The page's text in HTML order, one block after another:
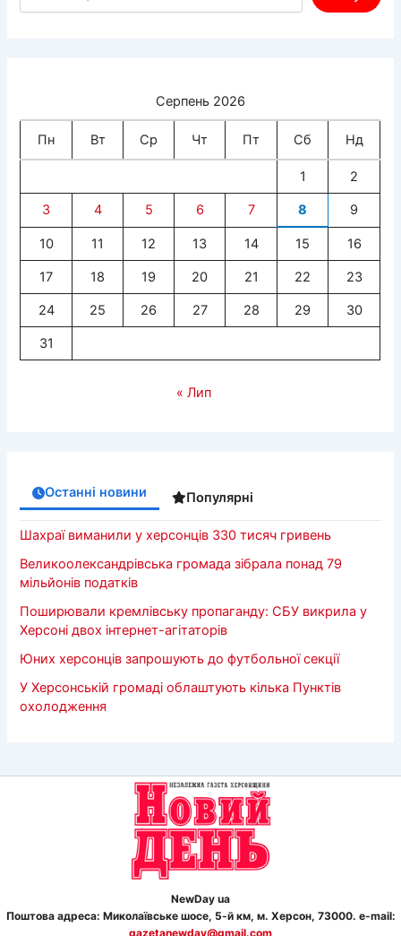
Серпень 2026
Пн Вт Ср Чт Пт Сб Нд
1 2
3 4 5 6 7 8 9
10 11 12 13 14 15 16
17 18 19 20 21 22 23
24 25 26 27 28 29 30
31
« Лип
Останні новини Популярні
Шахраї виманили у херсонців 330 тисяч гривень
Великоолександрівська громада зібрала понад 79
мільйонів податків
Поширювали кремлівську пропаганду: СБУ викрила у
Херсоні двох інтернет-агітаторів
Юних херсонців запрошують до футбольної секції
У Херсонській громаді облаштують кілька Пунктів
охолодження
NewDay ua
Поштова адреса: Миколаївське шосе, 5-й км, м. Херсон, 73000. e-mail:
gazetanewday@gmail.com